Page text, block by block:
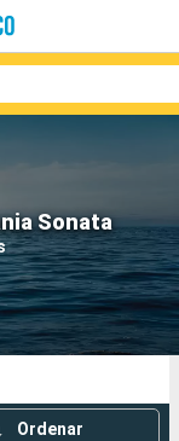
Sonata
Ordenar